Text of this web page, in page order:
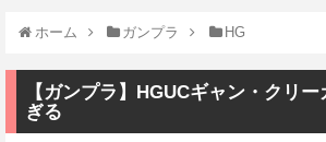
ホーム ガンプラ HG
【ガンプラ】HGUCギャン・クリ
ぎる